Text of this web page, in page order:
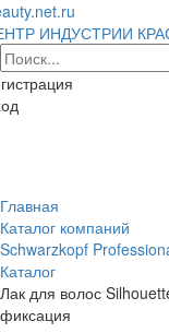
ИНДУСТРИИ
Главная
Каталог компаний
Schwarzkopf
Каталог
Лак для волос
фиксация